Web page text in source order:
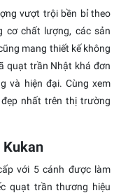
vượt trội bền bỉ theo
cơ chất lượng, các sản
mang thiết kế không
quạt trần Nhật khá đơn
và hiện đại. Cùng xem
nhất trên thị trường
Kukan
với 5 cánh được làm
quạt trần thương hiệu